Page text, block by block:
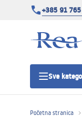
+385 91
Sve
Početna stranica